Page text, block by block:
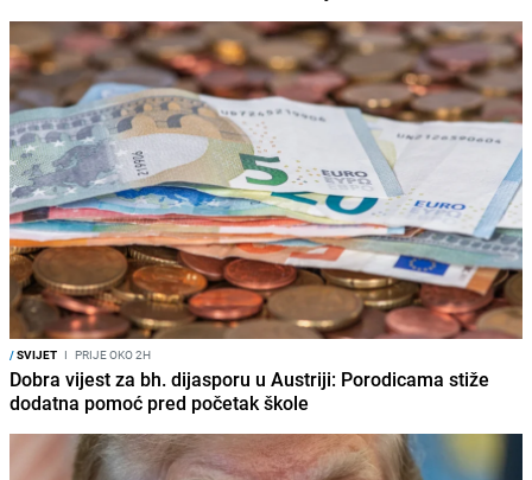
/SVIJET I PRIJE OKO 2H
Dobra vijest za bh. dijasporu u Austriji: Porodicama stiže
dodatna pomoć pred početak škole